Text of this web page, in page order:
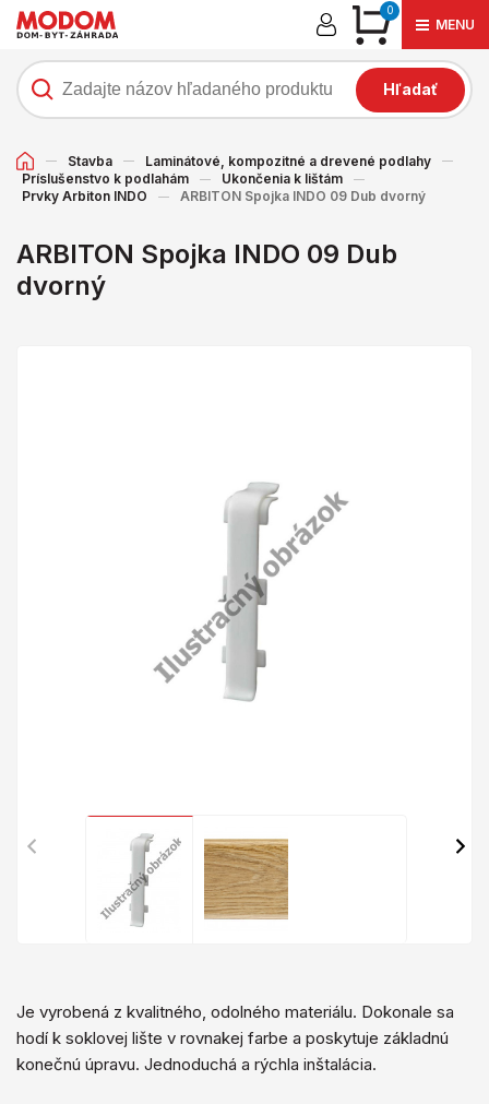
0
MENU
Hľadať
Stavba
Laminátové, kompozitné a drevené podlahy
Príslušenstvo k podlahám
Ukončenia k lištám
Prvky Arbiton INDO
ARBITON Spojka INDO 09 Dub dvorný
ARBITON Spojka INDO 09 Dub
dvorný
Je vyrobená z kvalitného, ​​odolného materiálu. Dokonale sa
hodí k soklovej lište v rovnakej farbe a poskytuje základnú
konečnú úpravu. Jednoduchá a rýchla inštalácia.